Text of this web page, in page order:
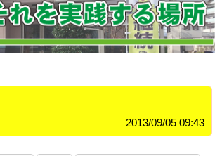
2013/09/05 09:43